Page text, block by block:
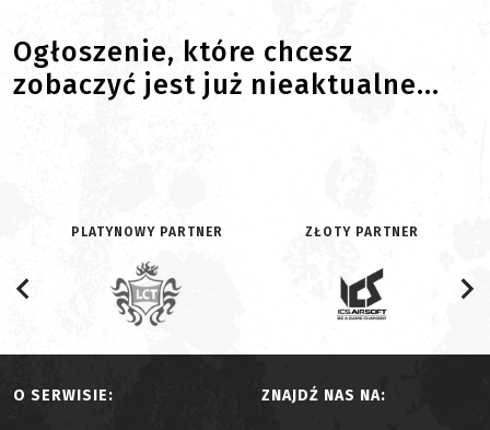
Ogłoszenie, które chcesz
zobaczyć jest już nieaktualne...
PLATYNOWY PARTNER ZŁOTY PARTNER
O SERWISIE: ZNAJDŹ NAS NA: